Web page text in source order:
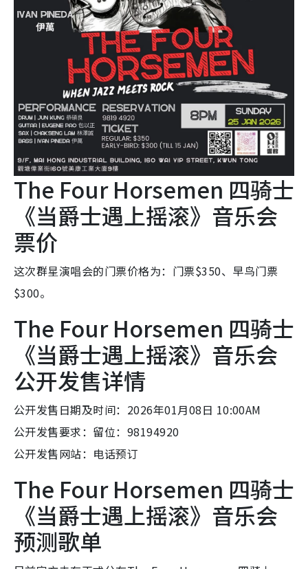
The Four Horsemen 四骑士
《当爵士遇上摇滚》音乐会
票价
这次群星演唱会的门票价格为：门票$350、早鸟门票
$300。
The Four Horsemen 四骑士
《当爵士遇上摇滚》音乐会
公开发售详情
公开发售日期及时间：2026年01月08日 10:00AM
公开发售要求：留位：98194920
公开发售网站：电话预订
The Four Horsemen 四骑士
《当爵士遇上摇滚》音乐会
预测歌单